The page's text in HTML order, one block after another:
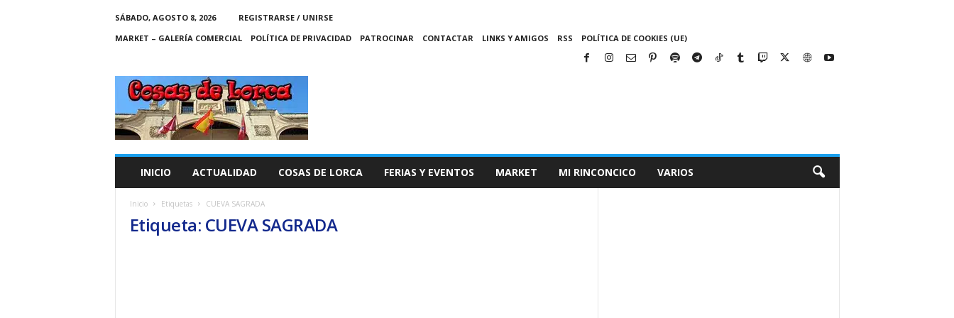
SÁBADO, AGOSTO 8, 2026
REGISTRARSE / UNIRSE
MARKET – GALERÍA COMERCIAL
POLÍTICA DE PRIVACIDAD PATROCINAR CONTACTAR LINKS Y AMIGOS RSS POLÍTICA DE COOKIES (UE)
C
A
S
INICIO ACTUALIDAD COSAS DE LORCA FERIAS Y EVENTOS MARKET MI RINCONCICO VARIOS
Inicio Etiquetas CUEVA SAGRADA
Etiqueta: CUEVA SAGRADA